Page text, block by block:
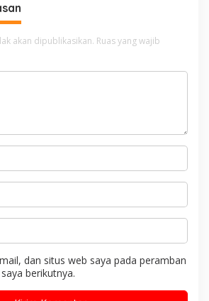
akan dipublikasikan. Ruas yang wajib
dan situs web saya pada peramban
berikutnya.